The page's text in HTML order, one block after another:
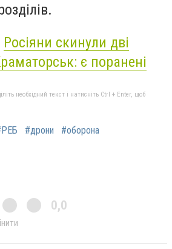
Росіяни скинули дві
є поранені
необхідний текст і натисніть Ctrl + Enter, щоб
#дрони #оборона
0,0